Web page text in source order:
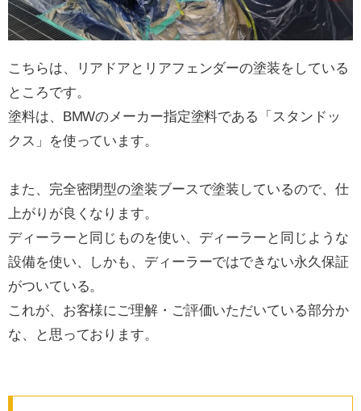
こちらは、リアドアとリアフェンダーの塗装をしている
ところです。
塗料は、BMWのメーカー指定塗料である「スタンドッ
クス」を使っています。
また、完全密閉型の塗装ブースで塗装しているので、仕
上がりが良くなります。
ディーラーと同じものを使い、ディーラーと同じような
設備を使い、しかも、ディーラーではできない永久保証
がついている。
これが、お客様にご理解・ご評価いただいている部分か
な、と思っております。